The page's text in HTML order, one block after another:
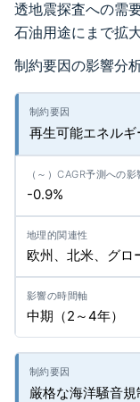
透地震探査への需
石油用途にまで拡
制約要因の影響分
再生可能エネル
-0.9%
欧州、北米、グロ
中期（2～4年）
厳格な海洋騒音規